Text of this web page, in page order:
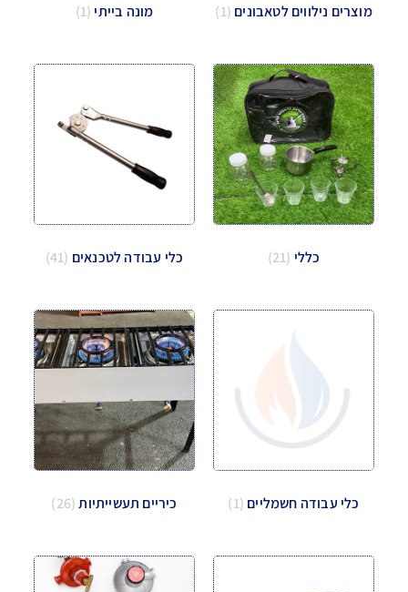
מוצרים נילווים לטאבונים (1) מונה בייתי (1)
כללי (21) כלי עבודה לטכנאים (41)
כלי עבודה חשמליים (1) כיריים תעשייתיות(26)